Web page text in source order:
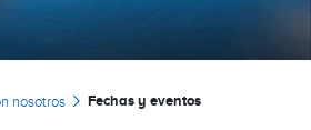
de ayuda a la
nosotros Fechas y eventos